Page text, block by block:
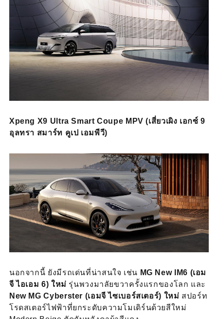
Xpeng X9 Ultra Smart Coupe MPV (เสี่ยวเผิง เอกซ์ 9
อุลทรา สมาร์ท คูเป เอมพีวี)
นอกจากนี้ ยังมีรถเด่นที่น่าสนใจ เช่น MG New IM6 (เอม
จี ไอเอม 6) ใหม่ รุ่นพวงมาลัยขวาครั้งแรกของโลก และ
New MG Cyberster (เอมจี ไซเบอร์สเตอร์) ใหม่ สปอร์ท
โรดสเตอร์ไฟฟ้าที่ยกระดับความโมเดิร์นด้วยสีใหม่